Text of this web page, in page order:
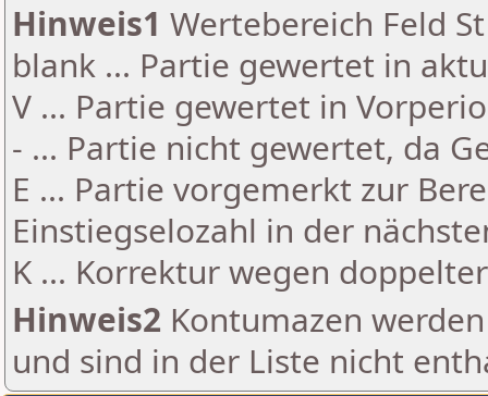
Hinweis1 Wertebereich Feld
blank ... Partie gewertet in
V ... Partie gewertet in
- ... Partie nicht gewertet, da
E ... Partie vorgemerkt zur
Einstiegselozahl in der
K ... Korrektur wegen
Hinweis2 Kontumazen
und sind in der Liste nicht